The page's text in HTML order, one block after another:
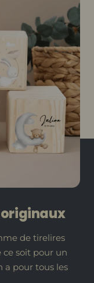
originaux
de tirelires
ce soit pour un
a pour tous les